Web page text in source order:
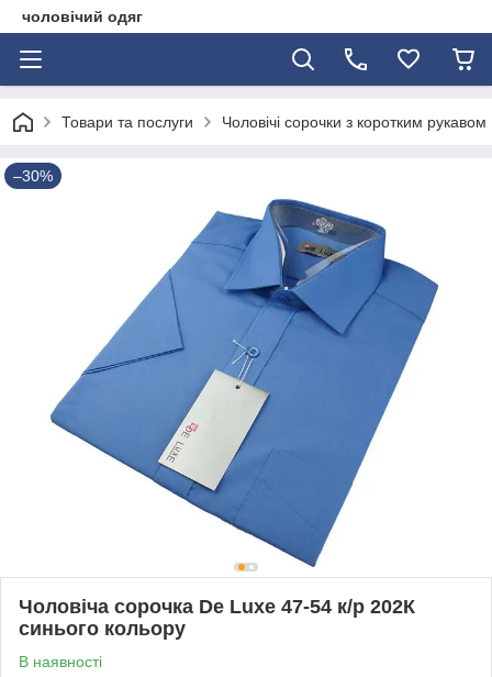
чоловічий одяг
Товари та послуги Чоловічі сорочки з коротким рукавом
–30%
Чоловіча сорочка De Luxe 47-54 к/р 202К
синього кольору
В наявності